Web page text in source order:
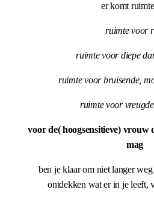
er komt
ruimte voor
ruimte voor diepe
ruimte voor bruisende,
ruimte voor
voor de( hoogsensitieve) vrouw
mag
ben je klaar om niet langer
ontdekken wat er in je leeft,